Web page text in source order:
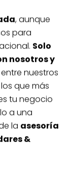
, aunque
para
Solo
nosotros y
nuestros
que más
tu negocio
a una
la asesoría
&